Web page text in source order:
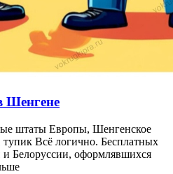
Шенгене
штаты Европы, Шенгенское
Всё логично. Бесплатных
и Белоруссии, оформлявшихся